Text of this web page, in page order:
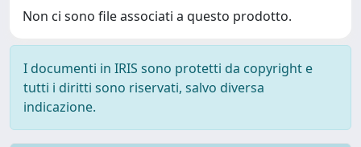
Non ci sono file associati a questo prodotto.
I documenti in IRIS sono protetti da copyright e
tutti i diritti sono riservati, salvo diversa
indicazione.